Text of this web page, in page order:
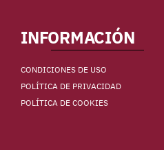
INFORMACIÓN
CONDICIONES DE USO
POLÍTICA DE PRIVACIDAD
POLÍTICA DE COOKIES